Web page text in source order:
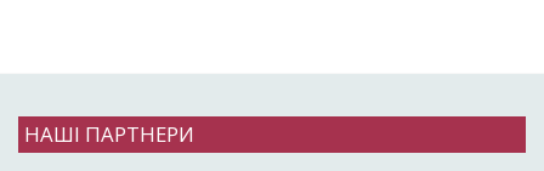
НАШІ ПАРТНЕРИ